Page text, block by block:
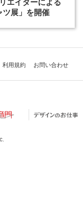
エイターによる
ツ展」を開催
利用規約 お問い合わせ